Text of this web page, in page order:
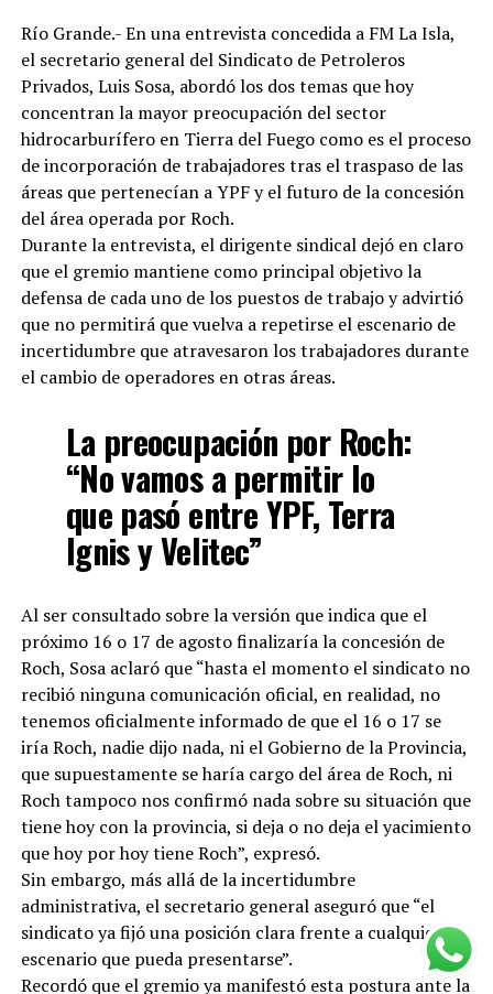
Río Grande.- En una entrevista concedida a FM La Isla,
el secretario general del Sindicato de Petroleros
Privados, Luis Sosa, abordó los dos temas que hoy
concentran la mayor preocupación del sector
hidrocarburífero en Tierra del Fuego como es el proceso
de incorporación de trabajadores tras el traspaso de las
áreas que pertenecían a YPF y el futuro de la concesión
del área operada por Roch.
Durante la entrevista, el dirigente sindical dejó en claro
que el gremio mantiene como principal objetivo la
defensa de cada uno de los puestos de trabajo y advirtió
que no permitirá que vuelva a repetirse el escenario de
incertidumbre que atravesaron los trabajadores durante
el cambio de operadores en otras áreas.
La preocupación por Roch:
“No vamos a permitir lo
que pasó entre YPF, Terra
Ignis y Velitec”
Al ser consultado sobre la versión que indica que el
próximo 16 o 17 de agosto finalizaría la concesión de
Roch, Sosa aclaró que “hasta el momento el sindicato no
recibió ninguna comunicación oficial, en realidad, no
tenemos oficialmente informado de que el 16 o 17 se
iría Roch, nadie dijo nada, ni el Gobierno de la Provincia,
que supuestamente se haría cargo del área de Roch, ni
Roch tampoco nos confirmó nada sobre su situación que
tiene hoy con la provincia, si deja o no deja el yacimiento
que hoy por hoy tiene Roch”, expresó.
Sin embargo, más allá de la incertidumbre
administrativa, el secretario general aseguró que “el
sindicato ya fijó una posición clara frente a cualquier
escenario que pueda presentarse”.
Recordó que el gremio ya manifestó esta postura ante la